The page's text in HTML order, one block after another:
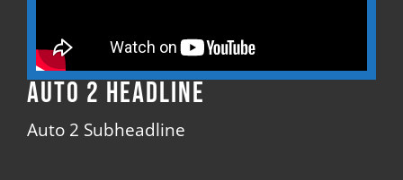
Auto 2 Headline
Auto 2 Subheadline